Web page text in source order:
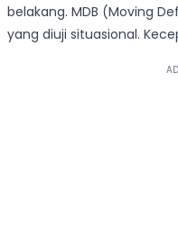
belakang. MDB (Moving
yang diuji situasional.